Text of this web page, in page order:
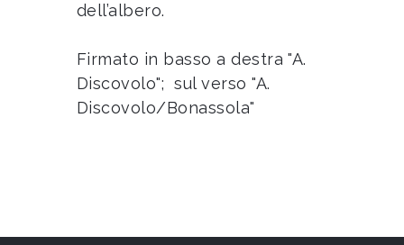
dell’albero.
Firmato in basso a destra "A.
Discovolo"; sul verso "A.
Discovolo/Bonassola"